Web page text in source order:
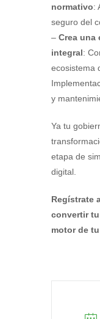
normativo:
seguro del
– Crea una
integral:
ecosistema
y
Ya tu
etapa de
digital.
Regístrate
convertir
motor de